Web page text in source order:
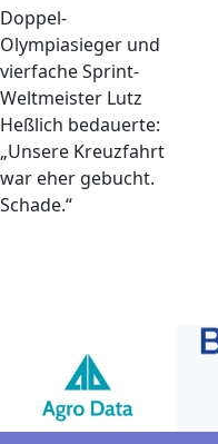
Doppel-
Olympiasieger und
vierfache Sprint-
Weltmeister Lutz
Heßlich bedauerte:
„Unsere Kreuzfahrt
war eher gebucht.
Schade.“